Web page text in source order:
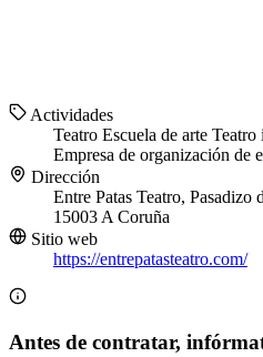
Actividades
Teatro Escuela de arte Teatro
Empresa de organización de
Dirección
Entre Patas Teatro,
15003 A Coruña
Sitio web
https://entrepatasteatro.com/
Antes de contratar,